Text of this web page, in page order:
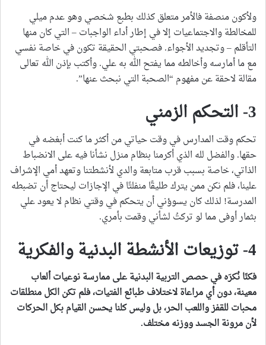
ولأكون منصفة فالأمر متعلق كذلك بطبع شخصي وهو عدم ميلي
للمخالطة والاجتماعيات إلا في إطار أداء الواجبات – التي كان منها
التأقلم – وتجديد الأجواء. فصحبتي الحقيقة تكون في خاصة نفسي
مع ما أمارسه وأخالطه مما يفتح الله به علي. وأكتب بإذن الله تعالى
مقالة لاحقة عن مفهوم “الصحبة التي نبحث عنها”.
3- التحكم الزمني
تحكم وقت المدارس في وقت حياتي من أكثر ما كنت أبغضه في
حقها. والفضل لله الذي أكرمنا بنظام منزل نشأنا فيه على الانضباط
الذاتي، خاصة بسبب قرب متابعة والدي لأنشطتنا وتعهد أمي الإشراف
علينا، فلم نكن ممن يترك طليقًا منفلتًا في الإجازات ليحتاج أن تضبطه
المدرسة! لذلك كان يسوؤني أن يتحكم في وقتي نظام لا يعود علي
بثمار أوفى مما لو تركتُ لشأني وقمت بأمري.
4- توزيعات الأنشطة البدنية والفكرية
فكنّا نُكرَه في حصص التربية البدنية على ممارسة نوعيات ألعاب
معينة، دون أي مراعاة لاختلاف طبائع الفتيات، فلم تكن الكل منطلقات
محبات للقفز واللعب الحر، بل وليس كلنا يحسن القيام بكل الحركات
لأن مرونة الجسد ووزنه مختلف.